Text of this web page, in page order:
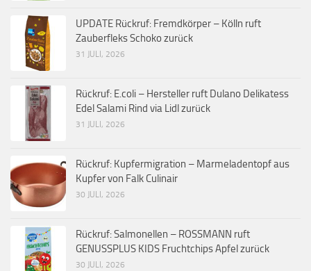
UPDATE Rückruf: Fremdkörper – Kölln ruft
Zauberfleks Schoko zurück
31 JULI, 2026
Rückruf: E.coli – Hersteller ruft Dulano Delikatess
Edel Salami Rind via Lidl zurück
31 JULI, 2026
Rückruf: Kupfermigration – Marmeladentopf aus
Kupfer von Falk Culinair
30 JULI, 2026
Rückruf: Salmonellen – ROSSMANN ruft
GENUSSPLUS KIDS Fruchtchips Apfel zurück
30 JULI, 2026